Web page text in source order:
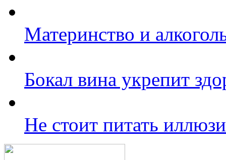
Материнство и
Бокал вина укрепит
Не стоит питать